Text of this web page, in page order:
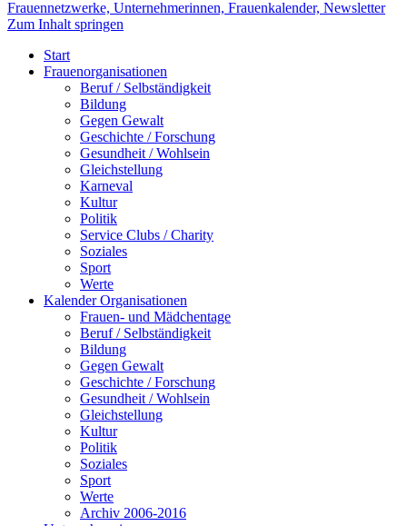
Kölner Frauenportal
Veranstaltungen für Kölnerinnen,
Frauennetzwerke, Unternehmerinnen,
Frauenkalender, Newsletter
Zum Inhalt springen
Start
Frauenorganisationen
Beruf / Selbständigkeit
Bildung
Gegen Gewalt
Geschichte / Forschung
Gesundheit / Wohlsein
Gleichstellung
Karneval
Kultur
Politik
Service Clubs / Charity
Soziales
Sport
Werte
Kalender Organisationen
Frauen- und Mädchentage
Beruf / Selbständigkeit
Bildung
Gegen Gewalt
Geschichte / Forschung
Gesundheit / Wohlsein
Gleichstellung
Kultur
Politik
Soziales
Sport
Werte
Archiv 2006-2016